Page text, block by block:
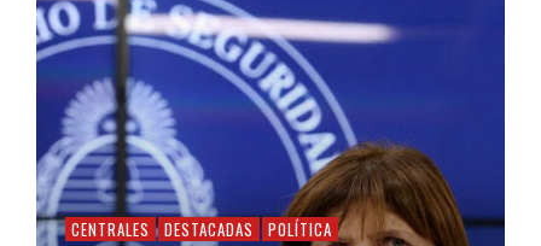
CENTRALES DESTACADAS POLÍTICA